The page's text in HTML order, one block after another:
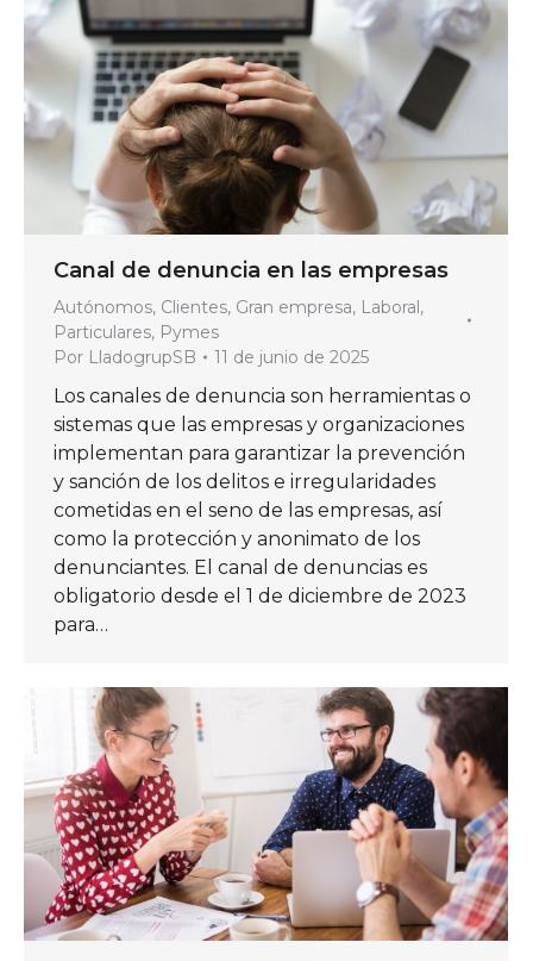
Canal de denuncia en las empresas
Autónomos, Clientes, Gran empresa, Laboral,
Particulares, Pymes
Por LladogrupSB 11 de junio de 2025
Los canales de denuncia son herramientas o
sistemas que las empresas y organizaciones
implementan para garantizar la prevención
y sanción de los delitos e irregularidades
cometidas en el seno de las empresas, así
como la protección y anonimato de los
denunciantes. El canal de denuncias es
obligatorio desde el 1 de diciembre de 2023
para…